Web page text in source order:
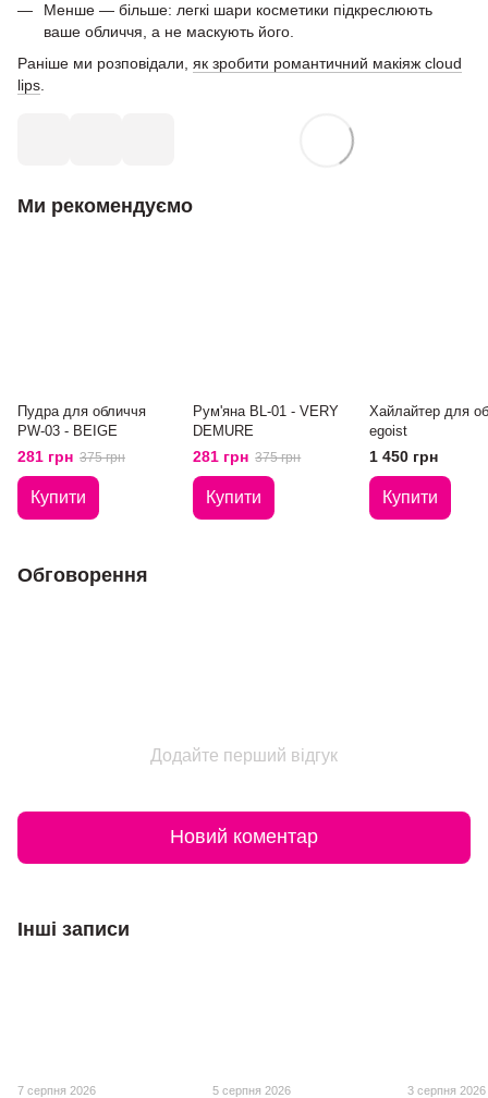
Менше — більше: легкі шари косметики підкреслюють
ваше обличчя, а не маскують його.
Раніше ми розповідали, як зробити романтичний макіяж cloud
lips
Ми рекомендуємо
Пудра для обличчя
PW-03 - BEIGE
281 грн 375 грн
Купити
Рум'яна BL-01 - VERY
DEMURE
281 грн 375 грн
Купити
Хайлайтер для
egoist
1 450 грн
Купити
Обговорення
Додайте перший відгук
Новий коментар
Інші записи
7 серпня 2026 5 серпня 2026 3 серпня 2026